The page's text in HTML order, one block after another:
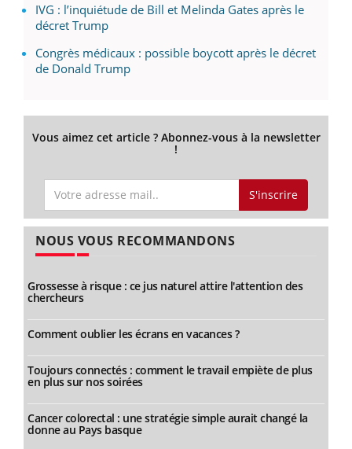
IVG : l’inquiétude de Bill et Melinda Gates après le
décret Trump
Congrès médicaux : possible boycott après le décret
de Donald Trump
Vous aimez cet article ? Abonnez-vous à la newsletter
!
S'inscrire
NOUS VOUS RECOMMANDONS
Grossesse à risque : ce jus naturel attire l'attention des
chercheurs
Comment oublier les écrans en vacances ?
Toujours connectés : comment le travail empiète de plus
en plus sur nos soirées
Cancer colorectal : une stratégie simple aurait changé la
donne au Pays basque